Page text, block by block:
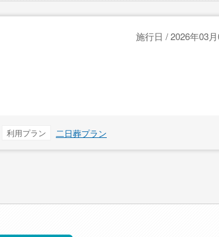
施行日 / 2026年03
利用プラン 二日葬プラン